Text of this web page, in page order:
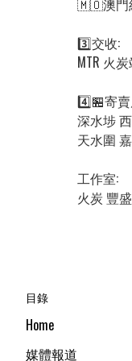
🇲🇴澳門
3️⃣交收:
MTR 火
4️⃣🏪寄
深水埗
天水圍
工作室:
目錄
Home
媒體報道